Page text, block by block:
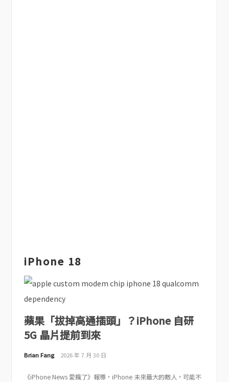
iPhone 18
蘋果「拔掉高通插頭」？iPhone 自研
5G 晶片提前到來
Brian Fang 2026 年 7 月 30 日
《iPhone News 愛瘋了》報導，iPhone 未來最大的敵人，可能不